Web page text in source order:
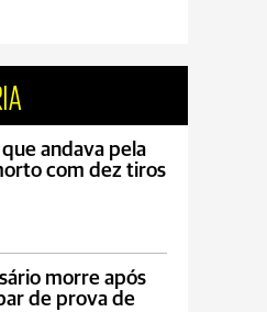
andava pela
com dez tiros
morre após
de prova de